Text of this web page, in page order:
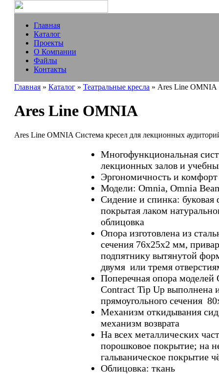
Главная
Каталог
Проекты
О Компании
Файлы
Контакты
Главная » Каталог » Театральные кресла » Ares Line OMNIA
Ares Line OMNIA
Ares Line OMNIA Система кресел для лекционных
Многофункциональная
лекционных залов и
Эргономичность и комфорт
Модели: Omnia, Omnia
Сидение и спинка:
покрытая лаком
облицовка
Опора изготовлена из
сечения 76x25x2 мм,
подпятнику вытянутой
двумя или тремя
Поперечная опора моделей
Contract Tip Up выполнена
прямоугольного сечения
Механизм откидывания
механизм возврата
На всех металлических
порошковое покрытие; на
гальваническое покрытие
Облицовка: ткань